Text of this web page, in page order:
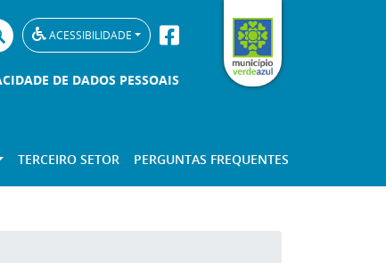
ACESSIBILIDADE
DE DADOS PESSOAIS
TERCEIRO SETOR PERGUNTAS FREQUENTES